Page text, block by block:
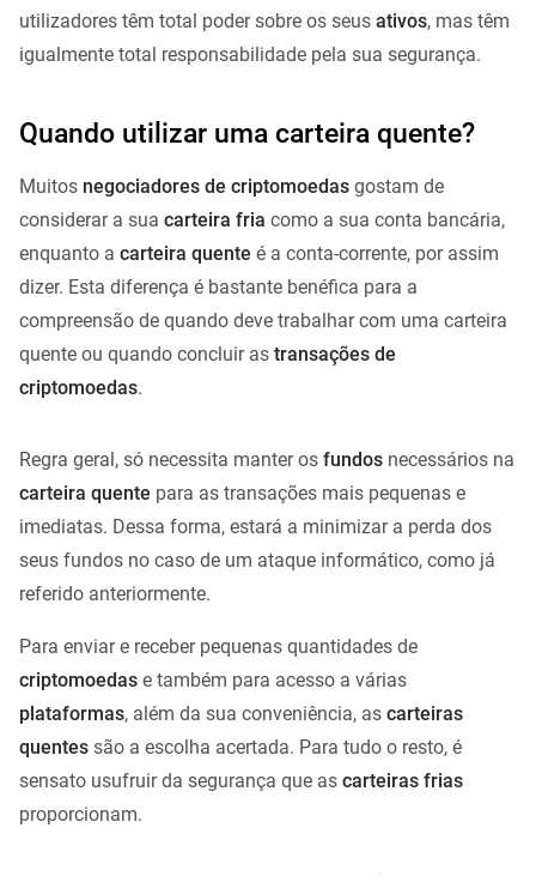
utilizadores têm total poder sobre os seus ativos, mas têm
igualmente total responsabilidade pela sua segurança.
Quando utilizar uma carteira quente?
Muitos negociadores de criptomoedas gostam de
considerar a sua carteira fria como a sua conta bancária,
enquanto a carteira quente é a conta-corrente, por assim
dizer. Esta diferença é bastante benéfica para a
compreensão de quando deve trabalhar com uma carteira
quente ou quando concluir as transações de
criptomoedas.
Regra geral, só necessita manter os fundos necessários na
carteira quente para as transações mais pequenas e
imediatas. Dessa forma, estará a minimizar a perda dos
seus fundos no caso de um ataque informático, como já
referido anteriormente.
Para enviar e receber pequenas quantidades de
criptomoedas e também para acesso a várias
plataformas, além da sua conveniência, as carteiras
quentes são a escolha acertada. Para tudo o resto, é
sensato usufruir da segurança que as carteiras frias
proporcionam.